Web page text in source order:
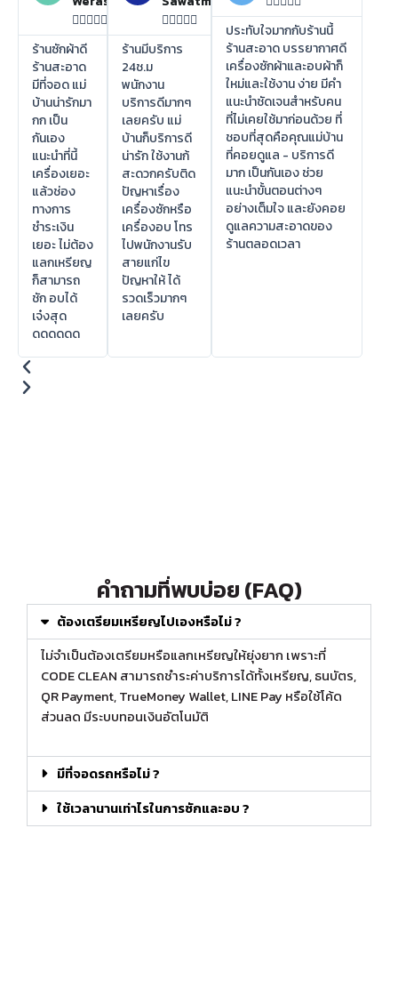

ร้านซักผ้าดี
ร้านสะอาด
มีที่จอด แม่
บ้านน่ารักมา
กก เป็น
กันเอง
แนะนำที่นี้
เครื่องเยอะ
แล้วช่อง
ทางการ
ชำระเงิน
เยอะ ไม่ต้อง
แลกเหรียญ
ก็สามารถ
ชัก อบได้
เจ๋งสุด
ดดดดดด

ร้านมีบริการ
24ช.ม
พนักงาน
บริการดีมากๆ
เลยครับ แม่
บ้านก็บริการดี
น่ารัก ใช้งานก้
สะดวกครับติด
ปัญหาเรื่อง
เครื่องซักหรือ
เครื่องอบ โทร
ไปพนักงานรับ
สายแก่ไข
ปัญหาให้ ได้
รวดเร็วมากๆ
เลยครับ
ประทับใจมากกับร้านนี้
ร้านสะอาด บรรยากาศดี
เครื่องซักผ้าและอบผ้าก็
ใหม่และใช้งาน ง่าย มีคำ
แนะนำชัดเจนสำหรับคน
ที่ไม่เคยใช้มาก่อนด้วย ที่
ชอบที่สุดคือคุณแม่บ้าน
ที่คอยดูแล - บริการดี
มาก เป็นกันเอง ช่วย
แนะนำขั้นตอนต่างๆ
อย่างเต็มใจ และยังคอย
ดูแลความสะอาดของ
ร้านตลอดเวลา
คำถามที่พบบ่อย (FAQ)
ต้องเตรียมเหรียญไปเองหรือไม่ ?
ไม่จำเป็นต้องเตรียมหรือแลกเหรียญให้ยุ่งยาก เพราะที่
CODE CLEAN สามารถชำระค่าบริการได้ทั้งเหรียญ, ธนบัตร,
QR Payment, TrueMoney Wallet, LINE Pay หรือใช้โค้ด
ส่วนลด มีระบบทอนเงินอัตโนมัติ
มีที่จอดรถหรือไม่ ?
ใช้เวลานานเท่าไรในการซักและอบ ?